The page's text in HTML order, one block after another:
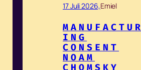
17 Juli 2026,Emiel
MANUFACTUR
ING
CONSENT
NOAM